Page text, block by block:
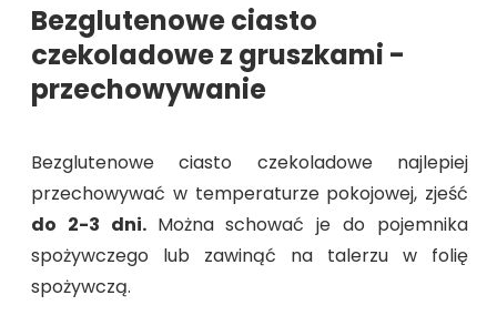
Bezglutenowe ciasto
czekoladowe z gruszkami -
przechowywanie
Bezglutenowe ciasto czekoladowe najlepiej
przechowywać w temperaturze pokojowej, zjeść
do 2-3 dni. Można schować je do pojemnika
spożywczego lub zawinąć na talerzu w folię
spożywczą.